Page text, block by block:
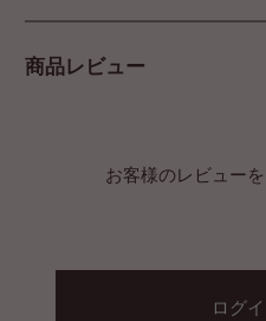
商品レビュー
お客様のレビュー
ログ